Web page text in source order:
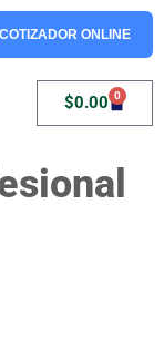
COTIZADOR ONLINE
$0.00 0